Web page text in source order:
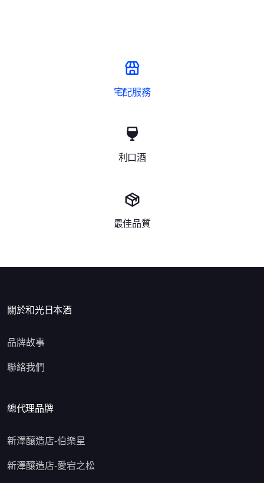
宅配服務
利口酒
最佳品質
關於和光日本酒
品牌故事
聯絡我們
總代理品牌
新澤釀造店-伯樂星
新澤釀造店-愛宕之松